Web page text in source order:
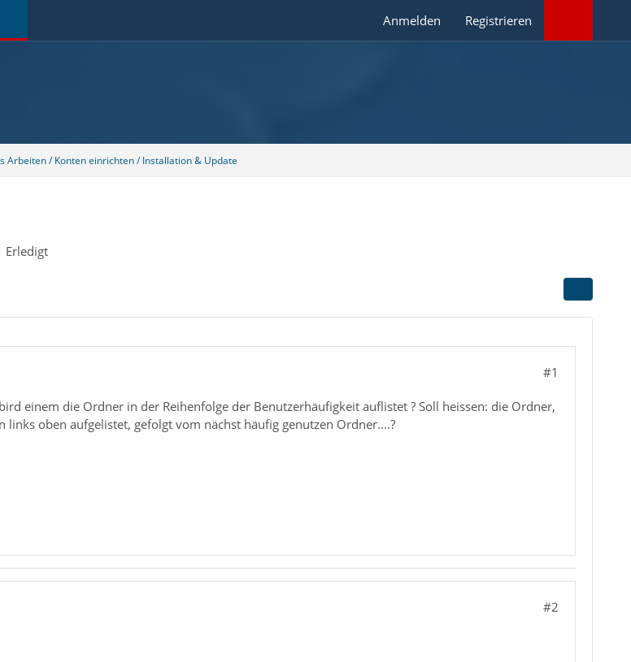
Anmelden Registrieren
Arbeiten / Konten einrichten / Installation & Update
Erledigt
#1
einem die Ordner in der Reihenfolge der Benutzerhäufigkeit auflistet ? Soll heissen: die Ordner,
oben aufgelistet, gefolgt vom nächst häufig genutzen Ordner....?
#2